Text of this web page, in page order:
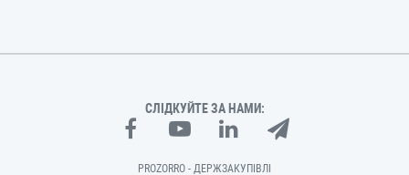
СЛІДКУЙТЕ ЗА НАМИ:
PROZORRO - ДЕРЖЗАКУПІВЛІ